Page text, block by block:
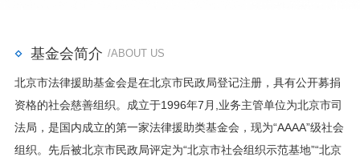
基金会简介 /ABOUT US
北京市法律援助基金会是在北京市民政局登记注册，具有公开募捐
资格的社会慈善组织。成立于1996年7月,业务主管单位为北京市司
法局，是国内成立的第一家法律援助类基金会，现为“AAAA”级社会
组织。先后被北京市民政局评定为“北京市社会组织示范基地”“北京